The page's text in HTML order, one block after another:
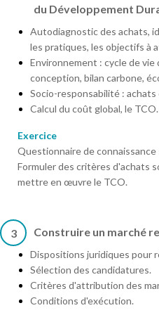
du Développement
Autodiagnostic des achats,
les pratiques, les objectifs à
Environnement : cycle de
conception, bilan carbone,
Socio-responsabilité :
Calcul du coût global, le TCO.
Exercice
Questionnaire de connaissance
Formuler des critères d'achats
mettre en œuvre le TCO.
3 Construire un marché
Dispositions juridiques pour
Sélection des candidatures.
Critères d'attribution des
Conditions d'exécution.